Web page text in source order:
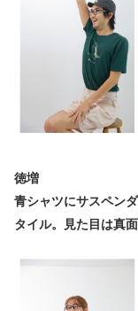
徳増
青シャツにサスペン
タイル。見た目は真